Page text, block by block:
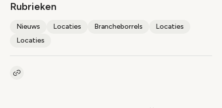
Rubrieken
Nieuws Locaties Brancheborrels
Locaties
Locaties
Kopieer link naar artikel